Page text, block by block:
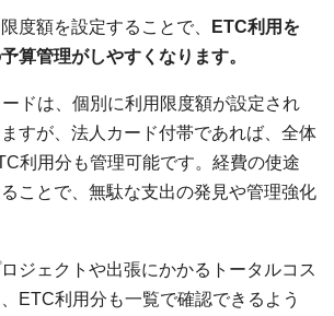
度額を設定することで、 ETC利用を
算管理がしやすくなります。
ドは、個別に利用限度額が設定され
すが、法人カード付帯であれば、全体
利用分も管理可能です。経費の使途
ことで、無駄な支出の発見や管理強化
ジェクトや出張にかかるトータルコス
ETC利用分も一覧で確認できるよう